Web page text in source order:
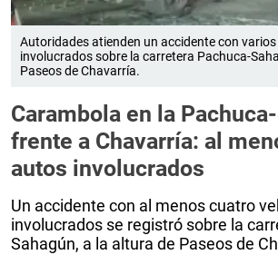
Autoridades atienden un accidente con
involucrados sobre la carretera Pachuca-
Paseos de Chavarría.
Carambola en la
frente a Chavarría: al
autos involucrados
Un accidente con al menos cuatro
involucrados se registró sobre la
Sahagún, a la altura de Paseos de